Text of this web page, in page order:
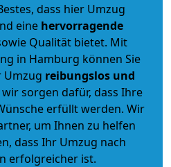
dass hier Umzug
eine hervorragende
Qualität bietet. Mit
in Hamburg können Sie
Umzug reibungslos und
sorgen dafür, dass Ihre
erfüllt werden. Wir
um Ihnen zu helfen
dass Ihr Umzug nach
erfolgreicher ist.